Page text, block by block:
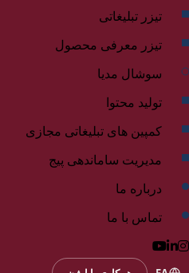
تیزر تبلیغاتی
تیزر معرفی محصول
سوشال مدیا
تولید محتوا
کمپین های تبلیغاتی مجازی
مدیریت ساماندهی پیج
درباره ما
تماس با ما